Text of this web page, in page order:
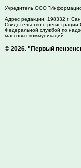
Учредитель ООО
Адрес редакции: 198332 г.
Свидетельство о
Федеральной службой по
массовых коммуникаций
© 2026. "Первый